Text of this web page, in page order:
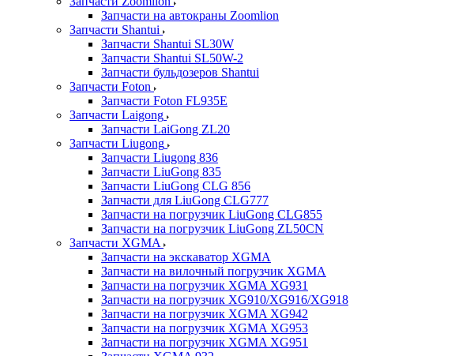
Запчасти на автокраны Zoomlion
Запчасти Shantui
Запчасти Shantui SL30W
Запчасти Shantui SL50W-2
Запчасти бульдозеров Shantui
Запчасти Foton
Запчасти Foton FL935E
Запчасти Laigong
Запчасти LaiGong ZL20
Запчасти Liugong
Запчасти Liugong 836
Запчасти LiuGong 835
Запчасти LiuGong CLG 856
Запчасти для LiuGong CLG777
Запчасти на погрузчик LiuGong CLG855
Запчасти на погрузчик LiuGong ZL50CN
Запчасти XGMA
Запчасти на экскаватор XGMA
Запчасти на вилочный погрузчик XGMA
Запчасти на погрузчик XGMA XG931
Запчасти на погрузчик XG910/XG916/XG918
Запчасти на погрузчик XGMA XG942
Запчасти на погрузчик XGMA XG953
Запчасти на погрузчик XGMA XG951